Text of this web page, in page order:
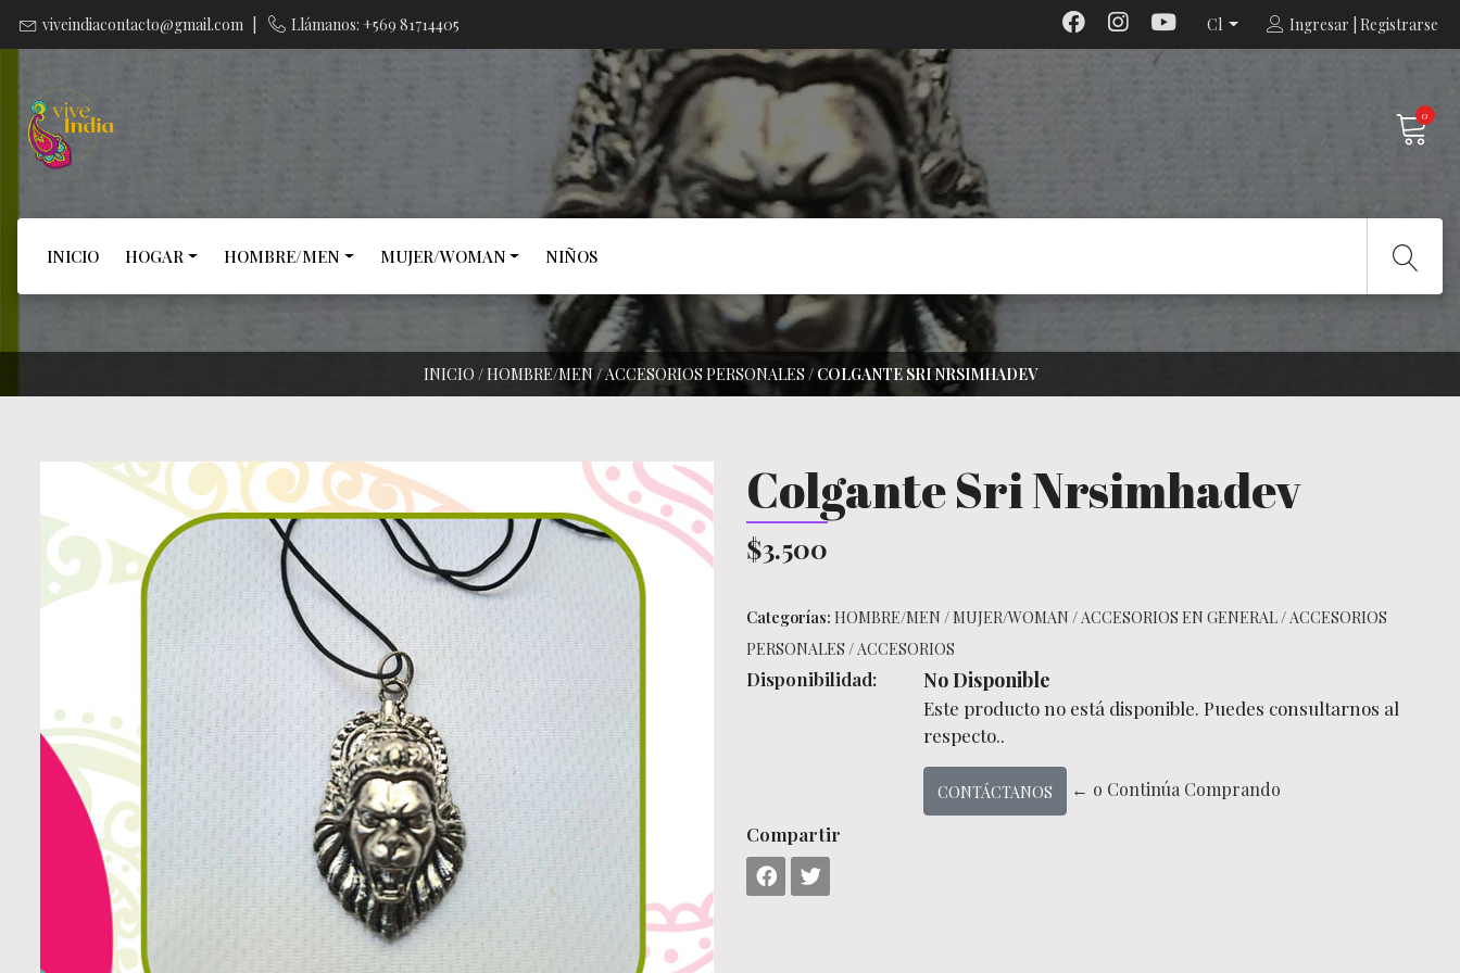
viveindiacontacto@gmail.com Llámanos: +569 81714405 Cl Ingresar | Registrarse
0
INICIO HOGAR HOMBRE/MEN MUJER/WOMAN NIÑOS
INICIO /HOMBRE/MEN /ACCESORIOS PERSONALES / COLGANTE SRI NRSIMHADEV
Colgante Sri Nrsimhadev
$3.500
Categorías: HOMBRE/MEN / MUJER/WOMAN /ACCESORIOS EN GENERAL/ACCESORIOS
PERSONALES /ACCESORIOS
Disponibilidad: No Disponible
Este producto no está disponible. Puedes consultarnos al
respecto..
CONTÁCTANOS ← o Continúa Comprando
Compartir